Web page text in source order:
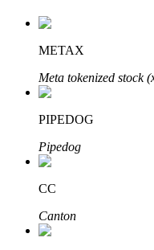
Auto Invest
Grijp
METAX
Meta tokenized stock
PIPEDOG
Pipedog
CC
Canton